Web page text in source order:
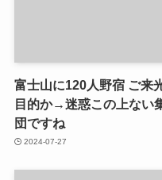
富士山に120人野宿 ご来
目的か→迷惑この上ない
団ですね
2024-07-27